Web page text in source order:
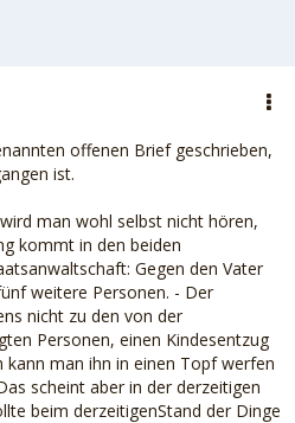
offenen Brief geschrieben,
ist.
man wohl selbst nicht hören,
kommt in den beiden
Gegen den Vater
weitere Personen. - Der
nicht zu den von der
Personen, einen Kindesentzug
kann man ihn in einen Topf werfen
scheint aber in der derzeitigen
beim derzeitigenStand der Dinge